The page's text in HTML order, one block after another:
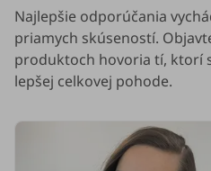
Najlepšie odporúčania
priamych skúseností.
produktoch hovoria tí, ktorí
lepšej celkovej pohode.